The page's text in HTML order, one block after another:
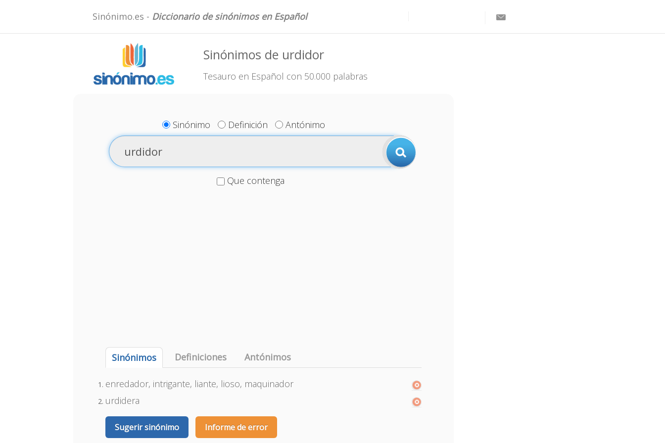
Sinónimo.es - Diccionario de sinónimos en Español
Sinónimos de urdidor
Tesauro en Español con 50.000 palabras
Sinónimo Definición Antónimo
Que contenga
Sinónimos Definiciones Antónimos
enredador, intrigante, liante, lioso, maquinador
urdidera
Sugerir sinónimo Informe de error